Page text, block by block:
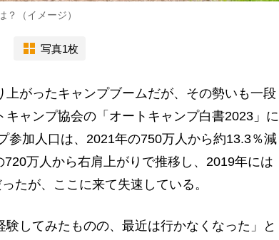
（イメージ）
写真1枚
がったキャンプブームだが、その勢いも一段
ャンプ協会の「オートキャンプ白書2023」に
参加人口は、2021年の750万人から約13.3％減
万人から右肩上がりで推移し、2019年には
たが、ここに来て失速している。
してみたものの、最近は行かなくなった」と